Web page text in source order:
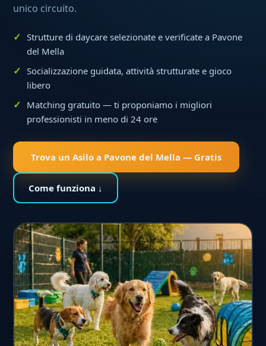
unico circuito.
Strutture di daycare selezionate e verificate a Pavone
del Mella
Socializzazione guidata, attività strutturate e gioco
libero
Matching gratuito — ti proponiamo i migliori
professionisti in meno di 24 ore
Trova un Asilo a Pavone del Mella — Gratis
Come funziona ↓